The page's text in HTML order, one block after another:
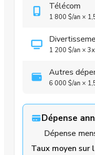
Télécom
1 800 $/an ×
1 200 $/an × 3x
Autres
6 000 $/an ×
Dépense
Dépense
Taux moyen sur